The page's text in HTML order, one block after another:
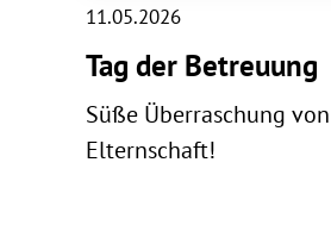
11.05.2026
Tag der Betreuung
Süße Überraschung
Elternschaft!